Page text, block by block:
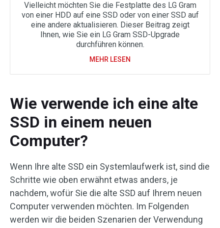
Vielleicht möchten Sie die Festplatte des LG Gram
von einer HDD auf eine SSD oder von einer SSD auf
eine andere aktualisieren. Dieser Beitrag zeigt
Ihnen, wie Sie ein LG Gram SSD-Upgrade
durchführen können.
MEHR LESEN
Wie verwende ich eine alte
SSD in einem neuen
Computer?
Wenn Ihre alte SSD ein Systemlaufwerk ist, sind die
Schritte wie oben erwähnt etwas anders, je
nachdem, wofür Sie die alte SSD auf Ihrem neuen
Computer verwenden möchten. Im Folgenden
werden wir die beiden Szenarien der Verwendung